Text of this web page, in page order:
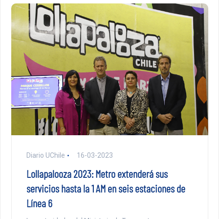
Diario UChile 16-03-2023
Lollapalooza 2023: Metro extenderá sus
servicios hasta la 1 AM en seis estaciones de
Línea 6